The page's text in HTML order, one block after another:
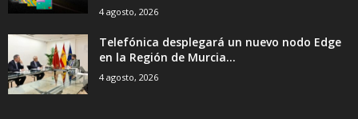
4 agosto, 2026
Telefónica desplegará un nuevo nodo Edge
en la Región de Murcia...
4 agosto, 2026